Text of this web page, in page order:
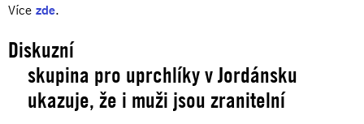
Více zde.
Diskuzní
skupina pro uprchlíky v Jordánsku
ukazuje, že i muži jsou zranitelní